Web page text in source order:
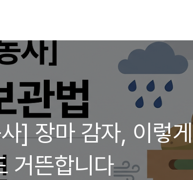
] 장마 감자, 이렇게
거뜬합니다